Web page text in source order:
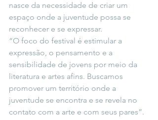
nasce da necessidade de criar um
espaço onde a juventude possa se
reconhecer e se expressar.
“O foco do festival é estimular a
expressão, o pensamento e a
sensibilidade de jovens por meio da
literatura e artes afins. Buscamos
promover um território onde a
juventude se encontra e se revela no
contato com a arte e com seus pares”.